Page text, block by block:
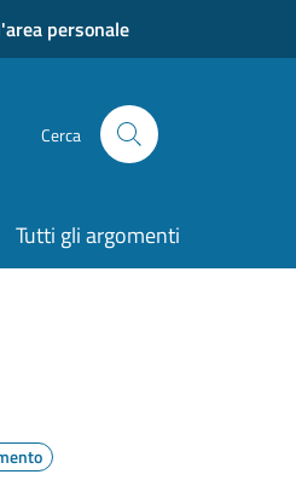
personale
Cerca
Tutti gli argomenti